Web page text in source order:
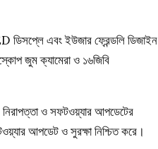
এবং ইউজার ফ্রেন্ডলি ডিজাইন
জুম ক্যামেরা ও ১৬জিবি
ও সফটওয়্যার আপডেটের
আপডেট ও সুরক্ষা নিশ্চিত করে।